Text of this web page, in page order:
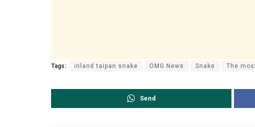
Tags: inland taipan snake OMG News Snake The
Send